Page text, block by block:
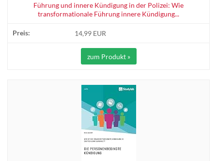
Führung und innere Kündigung in der Polizei: Wie
transformationale Führung innere Kündigung...
14,99 EUR
zum Produkt »